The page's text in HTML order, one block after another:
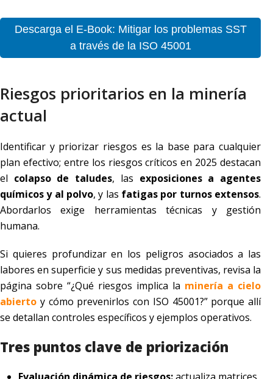
Descarga el E-Book: Mitigar los problemas SST
a través de la ISO 45001
Riesgos prioritarios en la minería
actual
Identificar y priorizar riesgos es la base para cualquier
plan efectivo; entre los riesgos críticos en 2025 destacan
el colapso de taludes, las exposiciones a agentes
químicos y al polvo, y las fatigas por turnos extensos.
Abordarlos exige herramientas técnicas y gestión
humana.
Si quieres profundizar en los peligros asociados a las
labores en superficie y sus medidas preventivas, revisa la
página sobre “¿Qué riesgos implica la minería a cielo
abierto y cómo prevenirlos con ISO 45001?” porque allí
se detallan controles específicos y ejemplos operativos.
Tres puntos clave de priorización